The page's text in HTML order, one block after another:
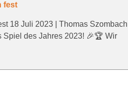
fest
18 Juli 2023 | Thomas Szombach |
Spiel des Jahres 2023! 🎉🏆 Wir